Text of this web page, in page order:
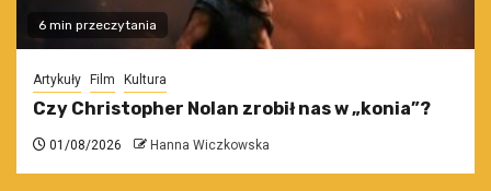
6 min przeczytania
Artykuły Film Kultura
Czy Christopher Nolan zrobił nas w „konia”?
01/08/2026 Hanna Wiczkowska